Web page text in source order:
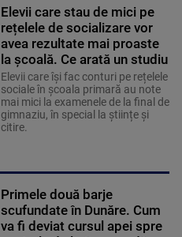
Elevii care stau de mici pe
rețelele de socializare vor
avea rezultate mai proaste
la școală. Ce arată un studiu
Elevii care îşi fac conturi pe rețelele
sociale în școala primară au note
mai mici la examenele de la final de
gimnaziu, în special la științe și
citire.
Primele două barje
scufundate în Dunăre. Cum
va fi deviat cursul apei spre